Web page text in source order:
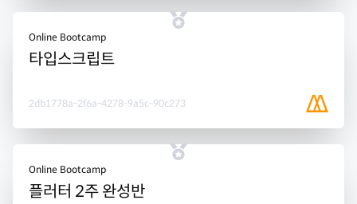
Online Bootcamp
타입스크립트
2db1778a-2f6a-4278-9a5c-90c273
Online Bootcamp
플러터 2주 완성반